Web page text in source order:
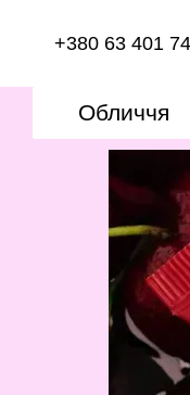
+380 63 401
Обличчя